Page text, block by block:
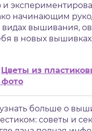
начинающим
видах вышивания,
в новых
Цветы из
фото
больше о
советы и